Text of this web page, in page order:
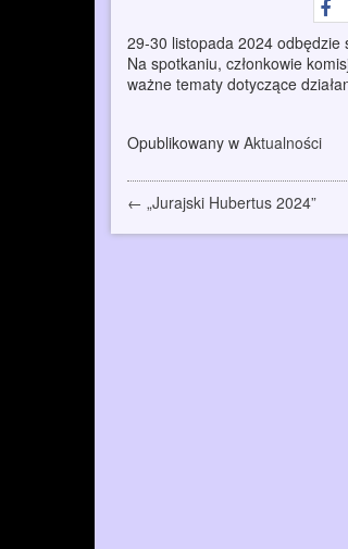
29-30 listopada 2024 odbędzie
Na spotkaniu, członkowie
ważne tematy dotyczące
Opublikowany w Aktualności
Zobacz
wpisy
← „Jurajski Hubertus 2024”